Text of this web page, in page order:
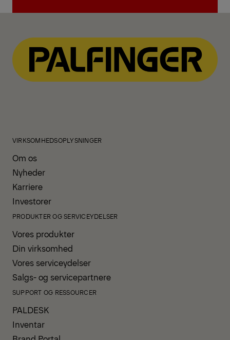
VIRKSOMHEDSOPLYSNINGER
Om os
Nyheder
Karriere
Investorer
PRODUKTER OG SERVICEYDELSER
Vores produkter
Din virksomhed
Vores serviceydelser
Salgs- og servicepartnere
SUPPORT OG RESSOURCER
PALDESK
Inventar